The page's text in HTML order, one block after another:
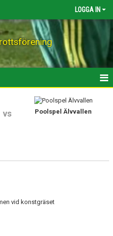
LOGGA IN
vs Poolspel Älvvallen
vid konstgräset